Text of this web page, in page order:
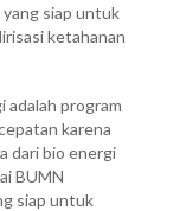
siap untuk
ketahanan
adalah program
karena
dari bio energi
BUMN
siap untuk